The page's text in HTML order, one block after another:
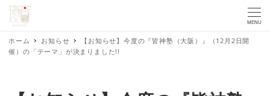
MENU
ホーム お知らせ
【お知らせ】今度の『皆神塾（大阪）』（12月2日開
催）の「テーマ」が決まりました!!